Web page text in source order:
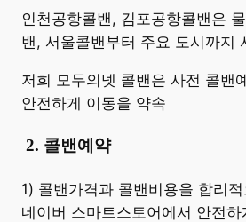
인천공항콜밴, 김포공항콜밴은
밴, 서울콜밴부터 주요 도시까지
저희 모두의넷 콜밴은 사전 콜밴
안전하게 이동을 약속
2. 콜밴예약
1) 콜밴가격과 콜밴비용을 합리
네이버 스마트스토어에서 안전